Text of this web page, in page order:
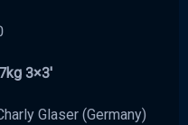
3×3′
Glaser (Germany)